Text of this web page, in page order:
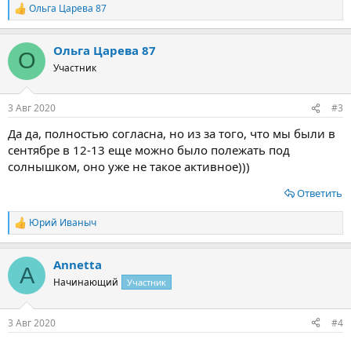
Р
е
к
ц
и
Ольга Царева 87
О Ольга Царева 87
Участник
3 Авг 2020 #3
Да да, полностью согласна, но из за того, что мы были в
сентябре в 12-13 еще можно было полежать под
солнышком, оно уже не такое активное)))
Ответить
Р
е
к
и
Юрий Иваныч
A Annetta
Начинающий Участник
3 Авг 2020 #4